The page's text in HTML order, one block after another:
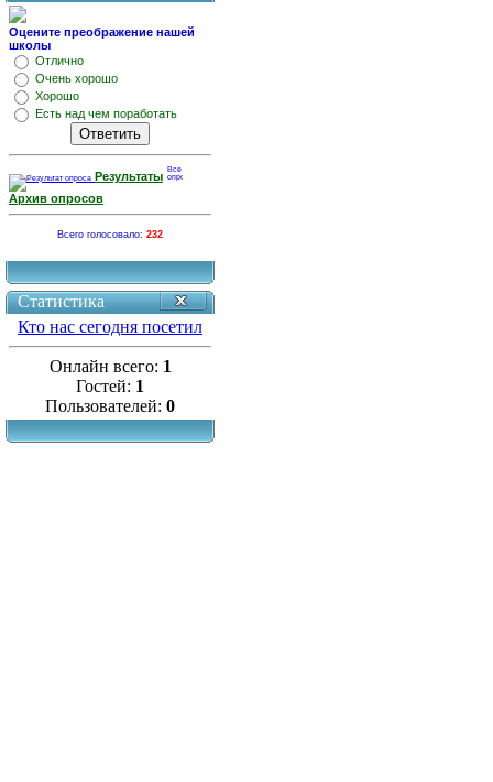
Оцените преображение нашей
школы
Отлично
Очень хорошо
Хорошо
Есть над чем поработать
Результаты
Архив опросов
Всего голосовало: 232
Статистика
Кто нас сегодня посетил
Онлайн всего: 1
Гостей: 1
Пользователей: 0